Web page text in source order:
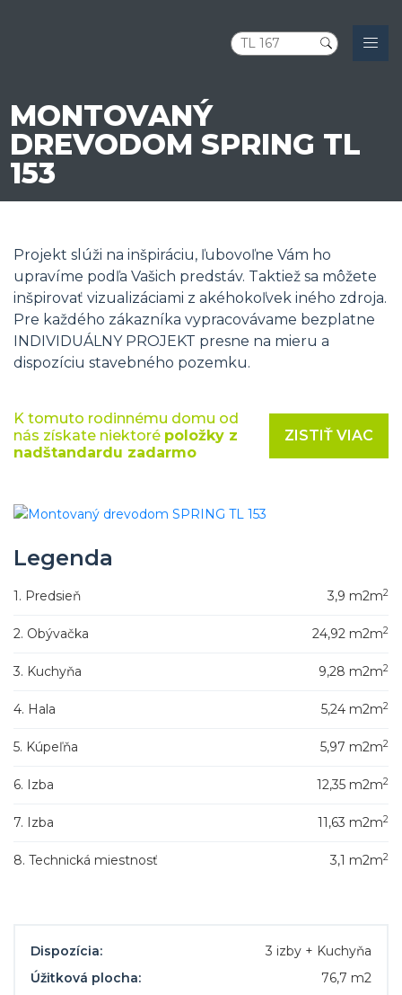
MONTOVANÝ
DREVODOM SPRING TL
153
Projekt slúži na inšpiráciu, ľubovoľne Vám ho
upravíme podľa Vašich predstáv. Taktiež sa môžete
inšpirovať vizualizáciami z akéhokoľvek iného zdroja.
Pre každého zákazníka vypracovávame bezplatne
INDIVIDUÁLNY PROJEKT presne na mieru a
dispozíciu stavebného pozemku.
K tomuto rodinnému domu od
nás získate niektoré položky z
nadštandardu zadarmo
ZISTIŤ VIAC
Legenda
1. Predsieň 3,9 m2m2
2. Obývačka 24,92 m2m2
3. Kuchyňa 9,28 m2m2
4. Hala 5,24 m2m2
5. Kúpeľňa 5,97 m2m2
6. Izba 12,35 m2m2
7. Izba 11,63 m2m2
8. Technická miestnosť 3,1 m2m2
Dispozícia:
3 izby + Kuchyňa
Úžitková plocha:
76,7 m2